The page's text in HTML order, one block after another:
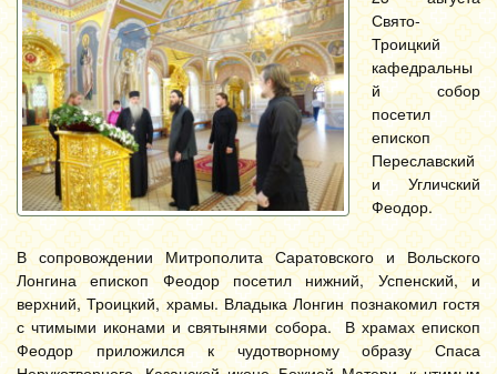
Свято-
Троицкий
кафедральны
й собор
посетил
епископ
Переславский
и Угличский
Феодор.
В сопровождении Митрополита Саратовского и Вольского
Лонгина епископ Феодор посетил нижний, Успенский, и
верхний, Троицкий, храмы. Владыка Лонгин познакомил гостя
с чтимыми иконами и святынями собора. В храмах епископ
Феодор приложился к чудотворному образу Спаса